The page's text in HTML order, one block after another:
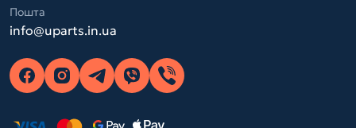
Пошта
info@uparts.in.ua